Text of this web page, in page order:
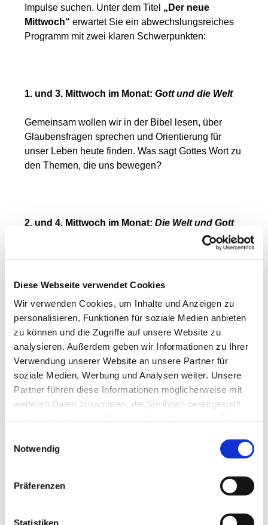
Diese Webseite verwendet Cookies
Wir verwenden Cookies, um Inhalte und Anzeigen zu
personalisieren, Funktionen für soziale Medien anbieten
zu können und die Zugriffe auf unsere Website zu
analysieren. Außerdem geben wir Informationen zu Ihrer
Verwendung unserer Website an unsere Partner für
soziale Medien, Werbung und Analysen weiter. Unsere
Partner führen diese Informationen möglicherweise mit
weiteren Daten zusammen, die Sie ihnen bereitgestellt
Notwendig
Präferenzen
Statistiken
Impulse suchen. Unter dem Titel „Der neue
Mittwoch“ erwartet Sie ein abwechslungsreiches
Programm mit zwei klaren Schwerpunkten:
1. und 3. Mittwoch im Monat: Gott und die Welt
Gemeinsam wollen wir in der Bibel lesen, über
Glaubensfragen sprechen und Orientierung für
unser Leben heute finden. Was sagt Gottes Wort zu
den Themen, die uns bewegen?
2. und 4. Mittwoch im Monat: Die Welt und Gott
Hier versuchen wir unsere Welt zu verstehen: Wir
in den Blick – und fragen, wie wir als Christinnen
Kultur, Umwelt, soziale Fragen – alles darf zur
Sprache kommen.
Der neue Mittwochist mehr als ein
Programmpunkt – er ist ein Ort der Begegnung, des
Zuhörens und des Mitgestaltens. Ob Sie
regelmäßig kommen oder einfach mal
willkommen! Ansprechpartner ist Pfarrer Ulrich